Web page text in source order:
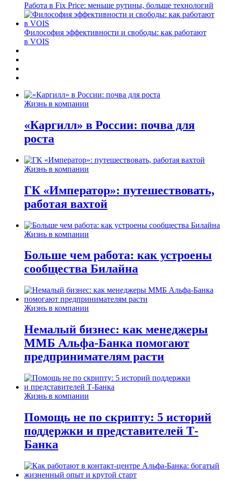
Работа в Fix Price: меньше рутины, больше технологий
Философия эффективности и свободы: как работают
в VOIS
Жизнь в компании
«Каргилл» в России: почва для
роста
Жизнь в компании
ГК «Император»: путешествовать,
работая вахтой
Жизнь в компании
Больше чем работа: как устроены
сообщества Билайна
Жизнь в компании
Немалый бизнес: как менеджеры
ММБ Альфа-Банка помогают
предпринимателям расти
Жизнь в компании
Помощь не по скрипту: 5 историй
поддержки и представителей Т-
Банка